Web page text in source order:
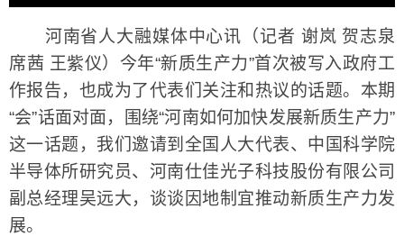
河南省人大融媒体中心讯（记者 谢岚 贺志泉
席茜 王紫仪）今年“新质生产力”首次被写入政府工
作报告，也成为了代表们关注和热议的话题。本期
“会”话面对面，围绕“河南如何加快发展新质生产力”
这一话题，我们邀请到全国人大代表、中国科学院
半导体所研究员、河南仕佳光子科技股份有限公司
副总经理吴远大，谈谈因地制宜推动新质生产力发
展。